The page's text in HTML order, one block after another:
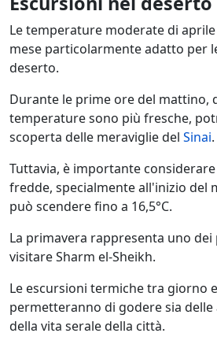
Le temperature moderate di
mese particolarmente adatto per
deserto.
Durante le prime ore del mattino,
temperature sono più fresche,
scoperta delle meraviglie del Sinai.
Tuttavia, è importante
fredde, specialmente all'inizio del
può scendere fino a 16,5°C.
La primavera rappresenta uno
visitare Sharm el-Sheikh.
Le escursioni termiche tra giorno
permetteranno di godere sia
della vita serale della città.